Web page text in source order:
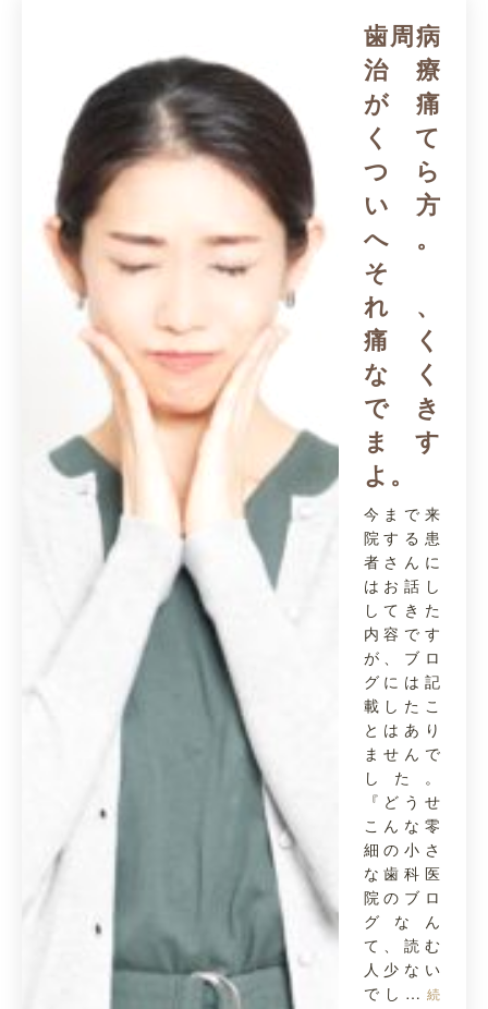
歯周病
治療
が痛
くて
つら
い方
へ。
そ
れ、
痛く
なく
でき
ます
よ。
今まで来
院する患
者さんに
はお話し
してきた
内容です
が、ブロ
グには記
載したこ
とはあり
ませんで
した。
『どうせ
こんな零
細の小さ
な歯科医
院のブロ
グなん
て、読む
人少ない
でし… 続